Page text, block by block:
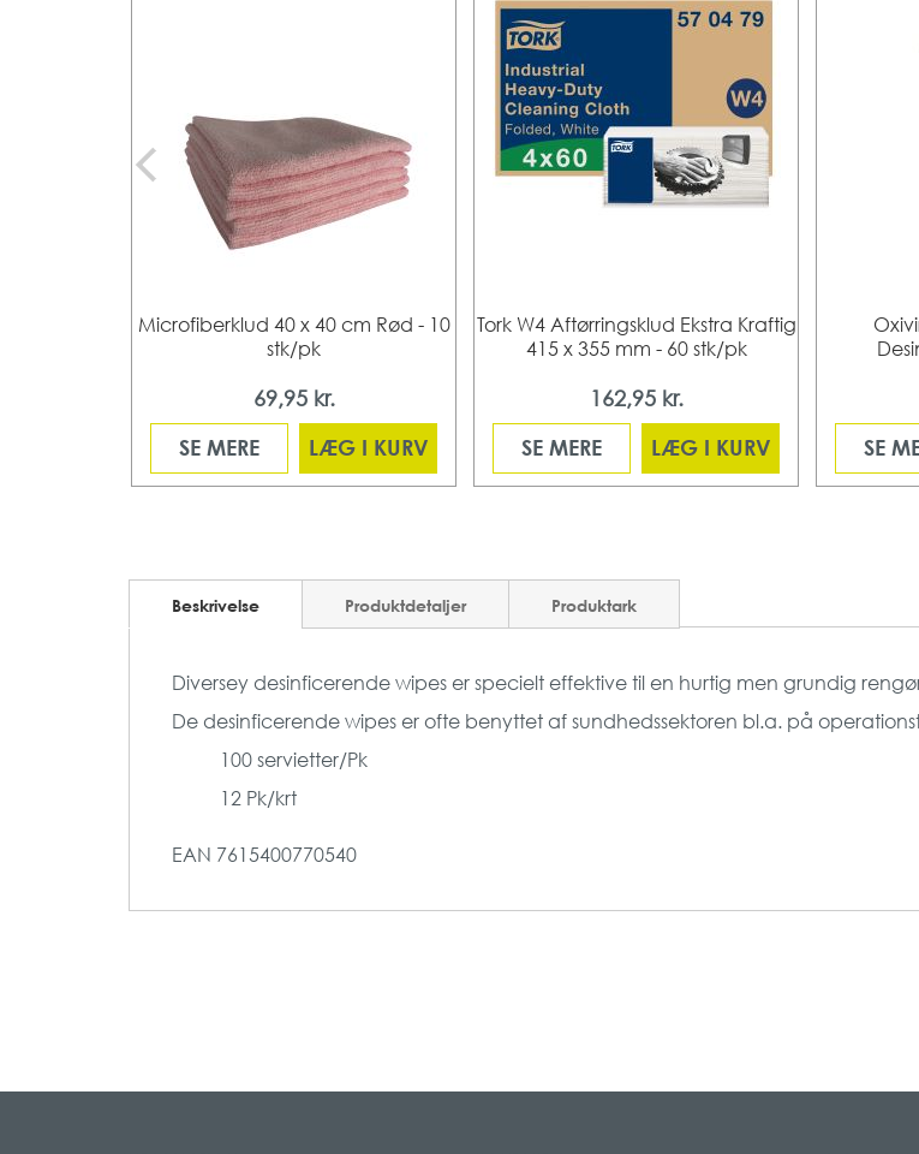
Microfiberklud 40 x 40 cm Rød - 10
stk/pk
69,95 kr.
SE MERE
LÆG I KURV
Tork W4 Aftørringsklud Ekstra Kraftig
415 x 355 mm - 60 stk/pk
162,95 kr.
SE MERE
LÆG I KURV
SE
Beskrivelse
Diversey desinficerende wipes er specielt effektive til en hurtig men grundig
De desinficerende wipes er ofte benyttet af sundhedssektoren bl.a. på
100 servietter/Pk
12 Pk/krt
EAN 7615400770540
Produktdetaljer Produktark